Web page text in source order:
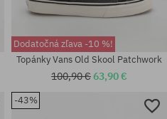
Dodatočná zľava -10 %!
Topánky Vans Old Skool Patchwork
100,90 €63,90 €
-43%